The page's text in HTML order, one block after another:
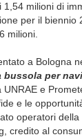
milioni di
per il biennio
milioni.
a Bologna
bussola per
UNRAE e
e le
operatori
credito al